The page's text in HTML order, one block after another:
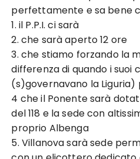
perfettamente e sa bene
1. il P.P.I. ci sarà
2. che sarà aperto 12 ore
3. che stiamo forzando la
differenza di quando i suoi
(s)governavano la Liguria)
4 che il Ponente sarà
del 118 e la sede con
proprio Albenga
5. Villanova sarà sede